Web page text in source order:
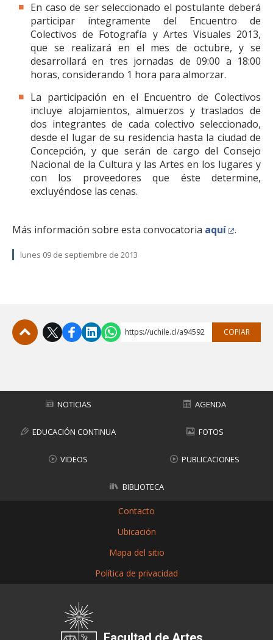
En caso de ser seleccionado el postulante deberá
participar íntegramente del Encuentro de
Colectivos de Fotografía y Artes Visuales 2013,
que se realizará en el mes de octubre, y se
desarrollará en tres jornadas de 09:00 a 18:00
horas, considerando 1 hora para almorzar.
La participación en el Encuentro de Colectivos
incluye alojamientos, almuerzos y traslados de
dos integrantes de cada colectivo seleccionado,
desde el lugar de su residencia hasta la ciudad de
Concepción, y que serán de cargo del Consejo
Nacional de la Cultura y las Artes en los lugares y
con los proveedores que éste determine,
excluyéndose las cenas.
Más información sobre esta convocatoria aquí .
lunes 09 de septiembre de 2013
https://uchile.cl/a94592 COPIAR
NOTICIAS AGENDA
EDUCACIÓN CONTINUA FOTOS
VIDEOS PUBLICACIONES
BIBLIOTECA
Contacto
Ubicación
Mapa del sitio
Política de privacidad